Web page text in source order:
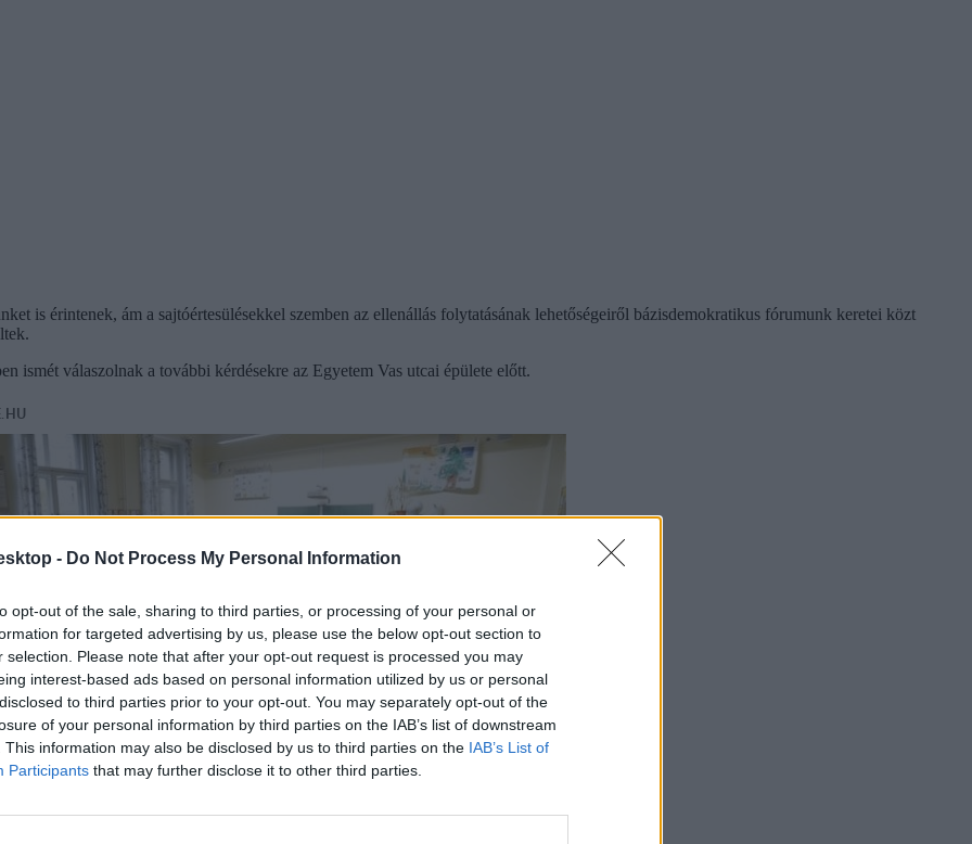
- Do Not Process My Personal Information
opt-out of the sale, sharing to third parties, or processing of your personal or
for targeted advertising by us, please use the below opt-out section to
selection. Please note that after your opt-out request is processed you may
interest-based ads based on personal information utilized by us or personal
to third parties prior to your opt-out. You may separately opt-out of the
of your personal information by third parties on the IAB’s list of downstream
This information may also be disclosed by us to third parties on the IAB’s List of
Participants that may further disclose it to other third parties.
is érintenek, ám a sajtóértesülésekkel szemben az ellenállás folytatásának lehetőségeiről bázisdemokratikus fórumunk keretei közt
ismét válaszolnak a további kérdésekre az Egyetem Vas utcai épülete előtt.